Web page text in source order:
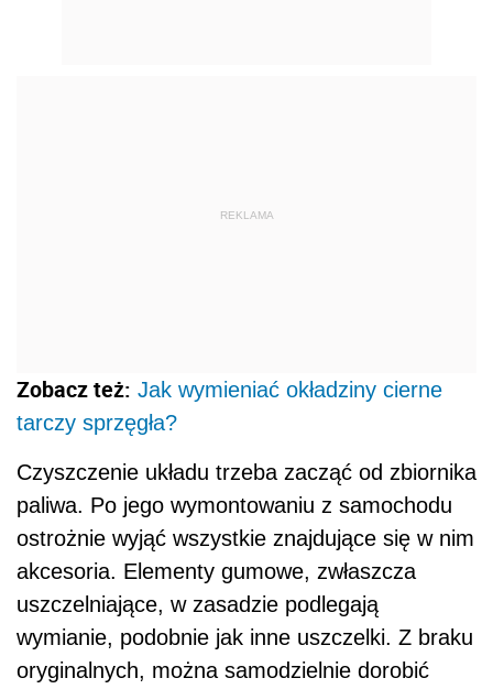
REKLAMA
Zobacz też: Jak wymieniać okładziny cierne
tarczy sprzęgła?
Czyszczenie układu trzeba zacząć od zbiornika
paliwa. Po jego wymontowaniu z samochodu
ostrożnie wyjąć wszystkie znajdujące się w nim
akcesoria. Elementy gumowe, zwłaszcza
uszczelniające, w zasadzie podlegają
wymianie, podobnie jak inne uszczelki. Z braku
oryginalnych, można samodzielnie dorobić